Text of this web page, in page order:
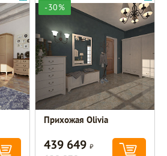
-30%
Прихожая Olivia
439 649Р